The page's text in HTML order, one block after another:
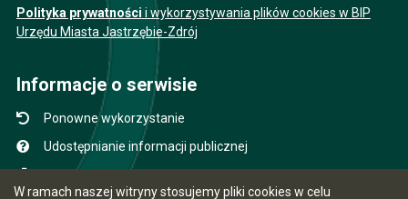
W ramach naszej witryny stosujemy pliki cookies w celu
Polityka prywatności i wykorzystywania plików cookies w BIP
Urzędu Miasta Jastrzębie-Zdrój
Informacje o serwisie
Ponowne wykorzystanie
Udostępnianie informacji publicznej